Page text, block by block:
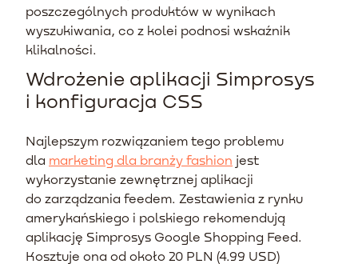
poszczególnych produktów w wynikach
wyszukiwania, co z kolei podnosi wskaźnik
klikalności.
Wdrożenie aplikacji Simprosys
i konfiguracja CSS
Najlepszym rozwiązaniem tego problemu
dla marketing dla branży fashion jest
wykorzystanie zewnętrznej aplikacji
do zarządzania feedem. Zestawienia z rynku
amerykańskiego i polskiego rekomendują
aplikację Simprosys Google Shopping Feed.
Kosztuje ona od około 20 PLN (4.99 USD)